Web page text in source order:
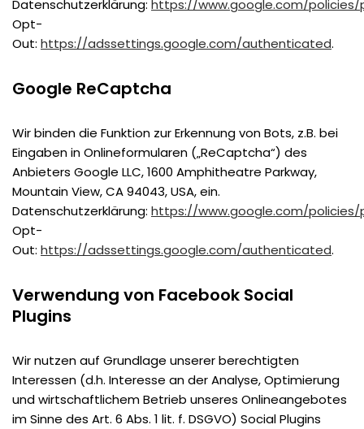
Datenschutzerklärung: https://www.google.com/policies/
Opt-
Out: https://adssettings.google.com/authenticated.
Google ReCaptcha
Wir binden die Funktion zur Erkennung von Bots, z.B. bei
Eingaben in Onlineformularen („ReCaptcha“) des
Anbieters Google LLC, 1600 Amphitheatre Parkway,
Mountain View, CA 94043, USA, ein.
Datenschutzerklärung: https://www.google.com/policies/
Opt-
Out: https://adssettings.google.com/authenticated.
Verwendung von Facebook Social
Plugins
Wir nutzen auf Grundlage unserer berechtigten
Interessen (d.h. Interesse an der Analyse, Optimierung
und wirtschaftlichem Betrieb unseres Onlineangebotes
im Sinne des Art. 6 Abs. 1 lit. f. DSGVO) Social Plugins